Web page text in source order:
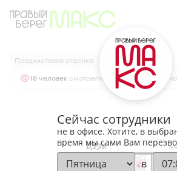
1-комнатная59.99 м2
Ипотекаот 24 727 руб.
Предчистовая отделка
Высокие потолки
18 человек смотрели эту квартиру за 24
Сейчас сотрудники
не в офисе. Хотите, в
время мы сами Вам
в